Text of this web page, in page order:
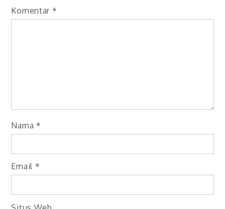
Komentar *
Nama *
Email *